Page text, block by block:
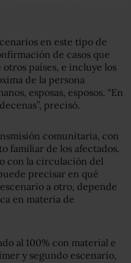
en este tipo de
de casos que
países, e incluye los
de la persona
esposas, esposos. “En
precisó.
comunitaria, con
familiar de los afectados.
con la circulación del
precisar en qué
a otro, depende
en materia de
al 100% con material e
y segundo escenario,